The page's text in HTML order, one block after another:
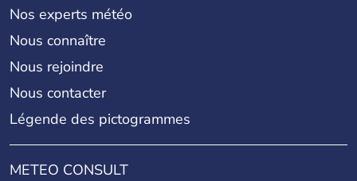
Nos experts météo
Nous connaître
Nous rejoindre
Nous contacter
Légende des pictogrammes
METEO CONSULT